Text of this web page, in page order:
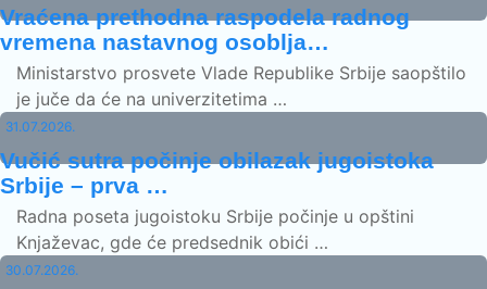
Vraćena prethodna raspodela radnog
vremena nastavnog osoblja…
Ministarstvo prosvete Vlade Republike Srbije saopštilo
je juče da će na univerzitetima …
31.07.2026.
Vučić sutra počinje obilazak jugoistoka
Srbije – prva …
Radna poseta jugoistoku Srbije počinje u opštini
Knjaževac, gde će predsednik obići …
30.07.2026.